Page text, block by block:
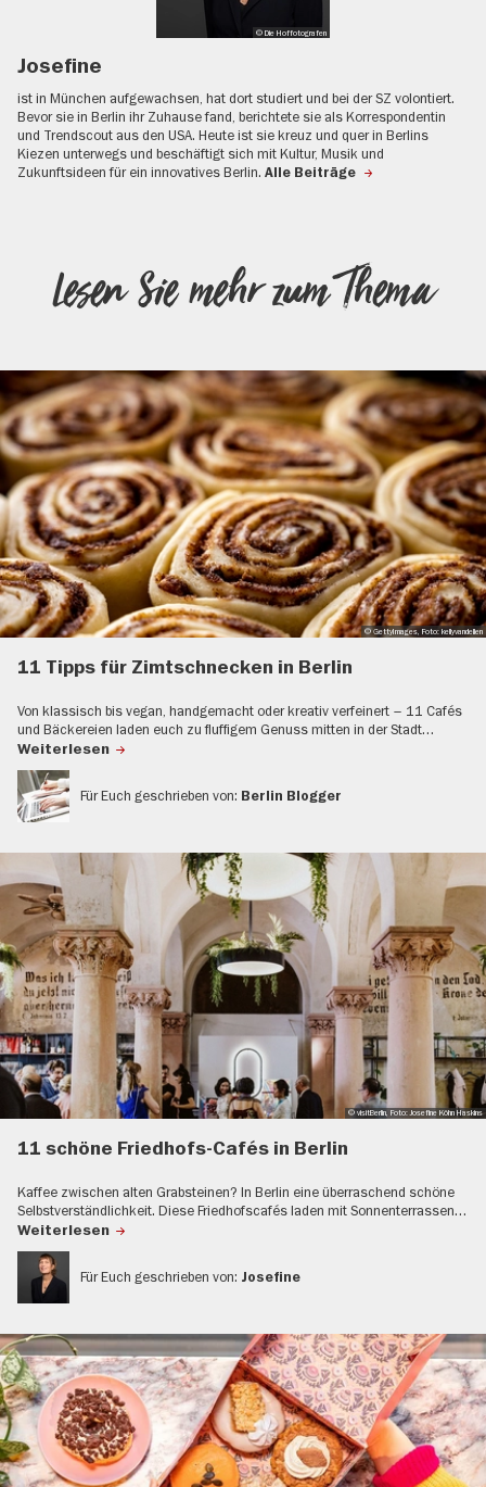
© Die Hoffotografen
Josefine
ist in München aufgewachsen, hat dort studiert und bei der SZ volontiert.
Bevor sie in Berlin ihr Zuhause fand, berichtete sie als Korrespondentin
und Trendscout aus den USA. Heute ist sie kreuz und quer in Berlins
Kiezen unterwegs und beschäftigt sich mit Kultur, Musik und
Zukunftsideen für ein innovatives Berlin. Alle Beiträge
Lesen Sie mehr zum Thema
© GettyImages, Foto: kellyvandellen
11 Tipps für Zimtschnecken in Berlin
Von klassisch bis vegan, handgemacht oder kreativ verfeinert – 11 Cafés
und Bäckereien laden euch zu fluffigem Genuss mitten in der Stadt…
Weiterlesen
Für Euch geschrieben von: Berlin Blogger
© visitBerlin, Foto: Josefine Köhn Haskins
11 schöne Friedhofs-Cafés in Berlin
Kaffee zwischen alten Grabsteinen? In Berlin eine überraschend schöne
Selbstverständlichkeit. Diese Friedhofscafés laden mit Sonnenterrassen…
Weiterlesen
Für Euch geschrieben von: Josefine